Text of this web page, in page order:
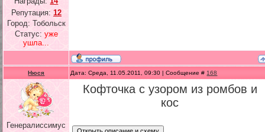
Репутация: 12
Город: Тобольск
Статус: уже
ушла...
Нюся Дата: Среда, 11.05.2011, 09:30 | Сообщение # 168
Генералиссимус
Кофточка с узором из ромбов и
кос